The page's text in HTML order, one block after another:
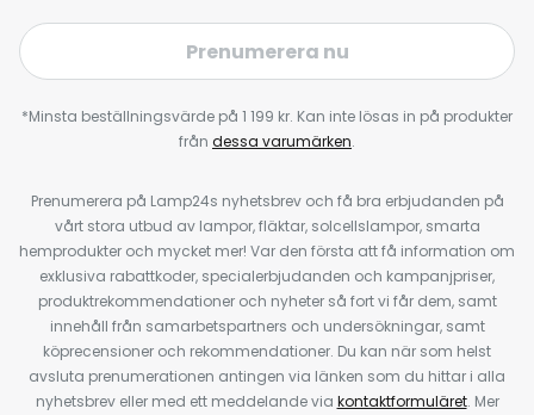
Prenumerera nu
*Minsta beställningsvärde på 1 199 kr. Kan inte lösas in på produkter
från dessa varumärken.
Prenumerera på Lamp24s nyhetsbrev och få bra erbjudanden på
vårt stora utbud av lampor, fläktar, solcellslampor, smarta
hemprodukter och mycket mer! Var den första att få information om
exklusiva rabattkoder, specialerbjudanden och kampanjpriser,
produktrekommendationer och nyheter så fort vi får dem, samt
innehåll från samarbetspartners och undersökningar, samt
köprecensioner och rekommendationer. Du kan när som helst
avsluta prenumerationen antingen via länken som du hittar i alla
nyhetsbrev eller med ett meddelande via kontaktformuläret. Mer